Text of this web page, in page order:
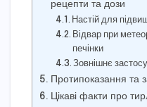
рецепти та дози
Настій для
Відвар при
печінки
Зовнішнє
Протипоказання та
Цікаві факти про